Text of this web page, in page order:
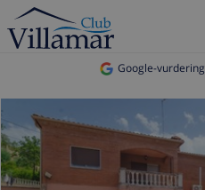
Google-vurdering